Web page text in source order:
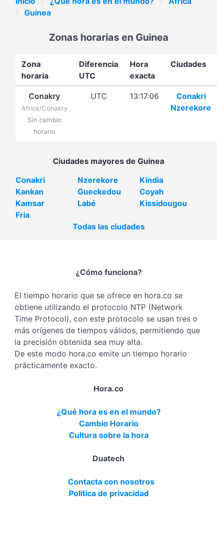
Guinea
Zonas horarias en Guinea
Zona
horaria
Diferencia
UTC
Hora
exacta
Ciudades
Conakry
Africa/Conakry
Sin cambio
horario
UTC 13:17:06
Conakri
Nzerekore
Ciudades mayores de Guinea
Conakri
Nzerekore
Kindia
Kankan
Gueckedou
Coyah
Kamsar
Labé
Kissidougou
Fria
Todas las ciudades
¿Cómo funciona?
El tiempo horario que se ofrece en hora.co se
obtiene utilizando el protocolo NTP (Network
Time Protocol), con este protocolo se usan tres o
más orígenes de tiempos válidos, permitiendo que
la precisión obtenida sea muy alta.
De este modo hora.co emite un tiempo horario
prácticamente exacto.
Hora.co
¿Qué hora es en el mundo?
Cambio Horario
Cultura sobre la hora
Duatech
Contacta con nosotros
Política de privacidad